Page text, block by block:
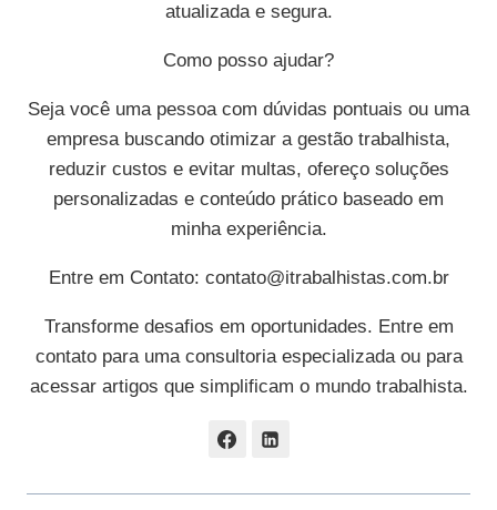
atualizada e segura.
Como posso ajudar?
Seja você uma pessoa com dúvidas pontuais ou uma
empresa buscando otimizar a gestão trabalhista,
reduzir custos e evitar multas, ofereço soluções
personalizadas e conteúdo prático baseado em
minha experiência.
Entre em Contato: contato@itrabalhistas.com.br
Transforme desafios em oportunidades. Entre em
contato para uma consultoria especializada ou para
acessar artigos que simplificam o mundo trabalhista.